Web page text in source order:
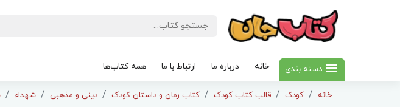
دسته بندی خانه درباره ما ارتباط با ما همه کتاب‌ها
خانه کودک قالب کتاب کودک کتاب رمان و داستان کودک دینی و مذهبی شهداء